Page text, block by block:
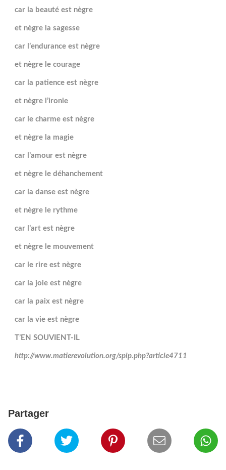
car la beauté est nègre
et nègre la sagesse
car l’endurance est nègre
et nègre le courage
car la patience est nègre
et nègre l’ironie
car le charme est nègre
et nègre la magie
car l’amour est nègre
et nègre le déhanchement
car la danse est nègre
et nègre le rythme
car l’art est nègre
et nègre le mouvement
car le rire est nègre
car la joie est nègre
car la paix est nègre
car la vie est nègre
T’EN SOUVIENT-IL
http://www.matierevolution.org/spip.php?article4711
Partager